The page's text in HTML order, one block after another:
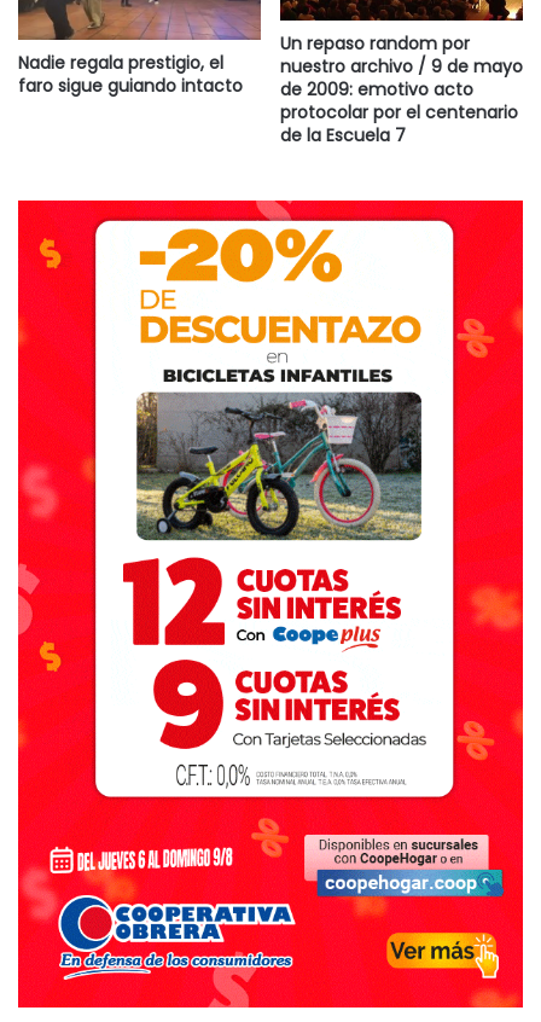
Nadie regala prestigio, el
faro sigue guiando intacto
Un repaso random por
nuestro archivo / 9 de mayo
de 2009: emotivo acto
protocolar por el centenario
de la Escuela 7